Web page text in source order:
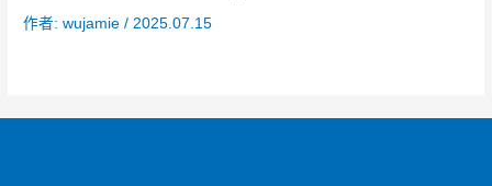
作者:wujamie/ 2025.07.15